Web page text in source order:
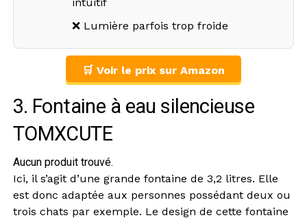
❌ Lumière parfois trop froide
🛒 Voir le prix sur Amazon
3. Fontaine à eau silencieuse
TOMXCUTE
Aucun produit trouvé.
Ici, il s’agit d’une grande fontaine de 3,2 litres. Elle
est donc adaptée aux personnes possédant deux ou
trois chats par exemple. Le design de cette fontaine